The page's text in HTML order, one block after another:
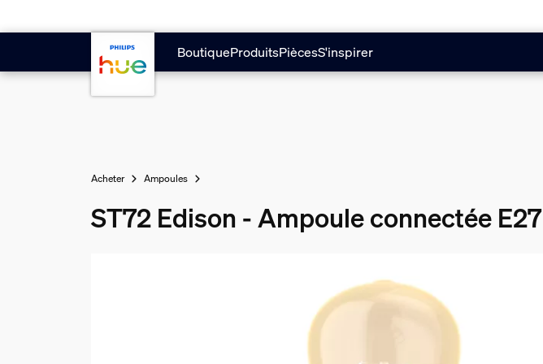
BoutiqueProduitsPiècesS'inspirer
Acheter Ampoules
ST72 Edison - Ampoule connectée E27